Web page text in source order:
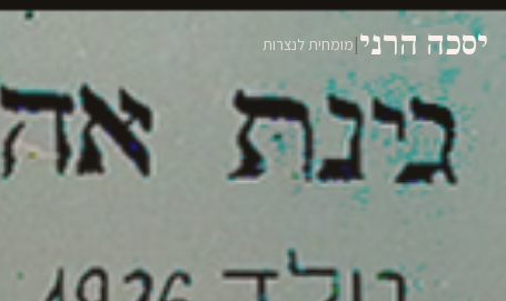
יסכה הרני|מומחית לנצרות